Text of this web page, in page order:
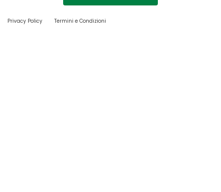
Privacy Policy Termini e Condizioni